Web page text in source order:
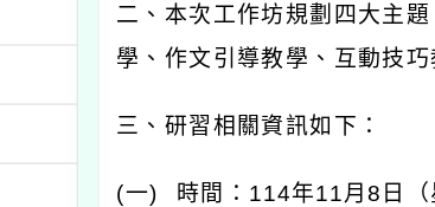
二、本次工作坊規劃四大主
學、作文引導教學、互動技
三、研習相關資訊如下：
(一) 時間： 114年11月8 日（